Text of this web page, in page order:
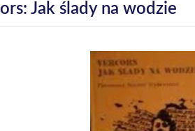
Jak ślady na wodzie